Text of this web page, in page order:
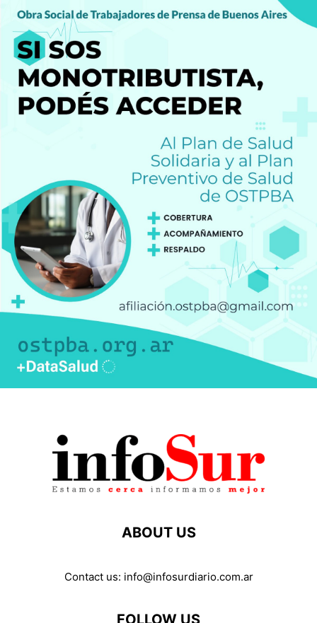
ABOUT US
Contact us: info@infosurdiario.com.ar